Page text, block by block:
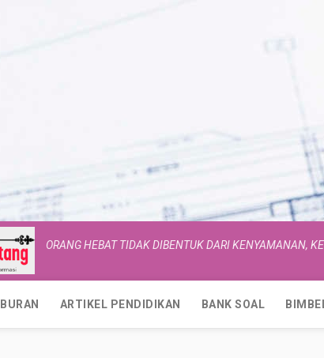
ORANG HEBAT TIDAK DIBENTUK DARI KENYAMANAN,
ARTIKEL PENDIDIKAN BANK SOAL